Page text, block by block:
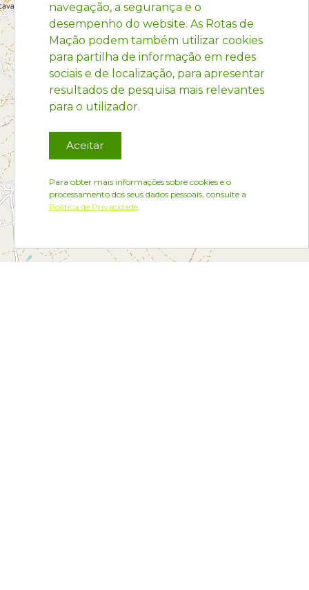
navegação, a segurança e o
desempenho do website. As Rotas de
Mação podem também utilizar cookies
para partilha de informação em redes
sociais e de localização, para apresentar
resultados de pesquisa mais relevantes
para o utilizador.
Aceitar
Para obter mais informações sobre cookies e o
processamento dos seus dados pessoais, consulte a
Política de Privacidade.